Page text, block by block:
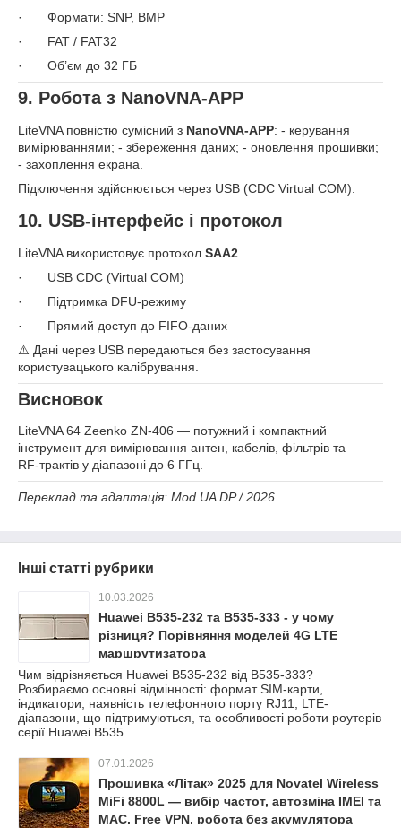
· Формати: SNP, BMP
· FAT / FAT32
· Об’єм до 32 ГБ
9. Робота з NanoVNA‑APP
LiteVNA повністю сумісний з NanoVNA‑APP: - керування
вимірюваннями; - збереження даних; - оновлення прошивки;
- захоплення екрана.
Підключення здійснюється через USB (CDC Virtual COM).
10. USB‑інтерфейс і протокол
LiteVNA використовує протокол SAA2
· USB CDC (Virtual COM)
· Підтримка DFU‑режиму
· Прямий доступ до FIFO‑даних
⚠️ Дані через USB передаються без застосування
користувацького калібрування.
Висновок
LiteVNA 64 Zeenko ZN‑406 — потужний і компактний
інструмент для вимірювання антен, кабелів, фільтрів та
RF‑трактів у діапазоні до 6 ГГц.
Переклад та адаптація: Mod UADP/ 2026
Інші статті рубрики
10.03.2026
Huawei B535-232 та B535-333 - у чому
різниця? Порівняння моделей 4G LTE
маршрутизатора
Чим відрізняється Huawei B535-232 від B535-333?
Розбираємо основні відмінності: формат SIM-карти,
індикатори, наявність телефонного порту RJ11, LTE-
діапазони, що підтримуються, та особливості роботи роутерів
серії Huawei B535.
07.01.2026
Прошивка «Літак» 2025 для Novatel Wireless
MiFi 8800L — вибір частот, автозміна IMEI та
MAC, Free VPN, робота без акумулятора